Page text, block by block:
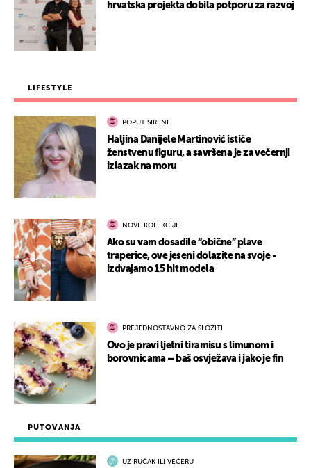
PUTOVANJA
UZ RUČAK ILI VEČERU
hrvatska projekta dobila potporu za razvoj
LIFESTYLE
POPUT SIRENE
Haljina Danijele Martinović ističe
ženstvenu figuru, a savršena je za večernji
izlazak na moru
NOVE KOLEKCIJE
Ako su vam dosadile “obične” plave
traperice, ove jeseni dolazite na svoje -
izdvajamo 15 hit modela
PREJEDNOSTAVNO ZA SLOŽITI
Ovo je pravi ljetni tiramisu s limunom i
borovnicama – baš osvježava i jako je fin